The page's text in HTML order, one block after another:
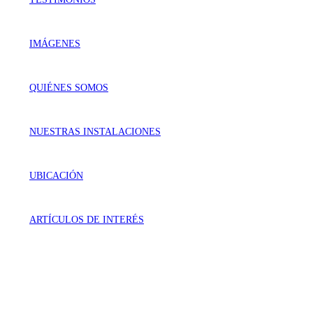
IMÁGENES
QUIÉNES SOMOS
NUESTRAS INSTALACIONES
UBICACIÓN
ARTÍCULOS DE INTERÉS